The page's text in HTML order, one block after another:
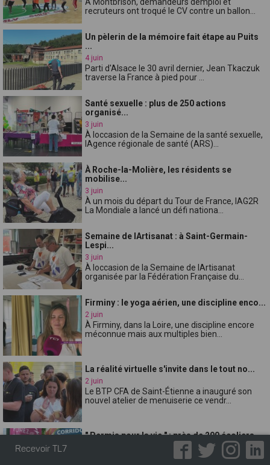
recruteurs ont troqué le CV contre un ballon...
Un pèlerin de la mémoire fait étape au Puits
...
4 juin
Parti d'Alsace le 30 avril dernier, Jean Tkaczuk
traverse la France à pied pour ...
Santé sexuelle : plus de 250 actions
organisé...
3 juin
À loccasion de la Semaine de la santé sexuelle,
lAgence régionale de santé (ARS)...
À Roche-la-Molière, les résidents se
mobilise...
3 juin
À un mois du départ du Tour de France, lAG2R
La Mondiale a lancé un défi nationa...
Semaine de lArtisanat : à Saint-Germain-
Lespi...
3 juin
À loccasion de la Semaine de lArtisanat
organisée par la Fédération Française du...
Firminy : le yoga aérien, une discipline enco...
2 juin
À Firminy, dans la Loire, une discipline encore
méconnue mais aux multiples bien...
La réalité virtuelle s'invite dans le tout no...
2 juin
Le BTP CFA de Saint-Étienne a inauguré son
nouvel atelier de menuiserie ce vendr...
" Permis pour la vie " : près de 290 écoliers...
Depuis plus de dix ans, la communauté de
Recevoir TL7